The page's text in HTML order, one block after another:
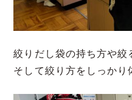
絞りだし袋の持ち方や絞
そして絞り方をしっかり